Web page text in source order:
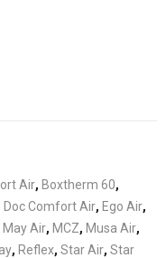
Air, Boxtherm 60,
Doc Comfort Air, Ego Air,
May Air, MCZ, Musa Air,
, Reflex, Star Air, Star